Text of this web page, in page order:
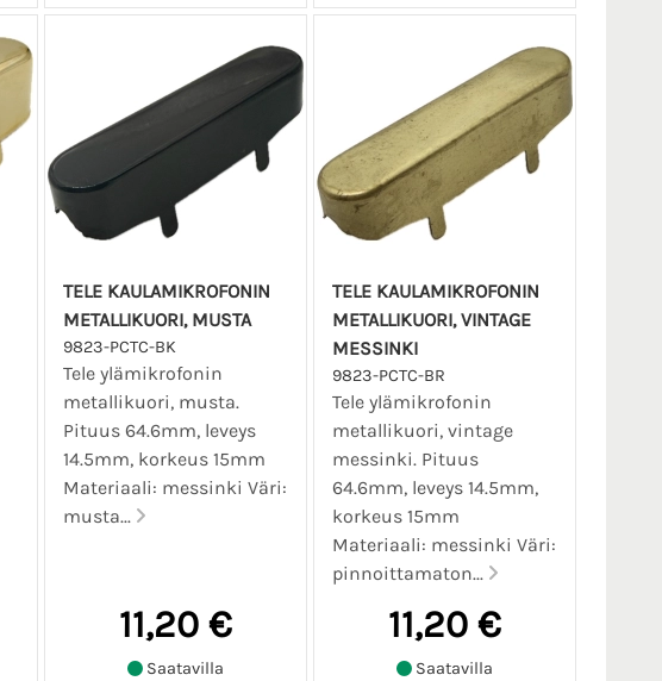
TELE KAULAMIKROFONIN
METALLIKUORI, MUSTA
9823-PCTC-BK
Tele ylämikrofonin
metallikuori, musta.
Pituus 64.6mm, leveys
14.5mm, korkeus 15mm
Materiaali: messinki Väri:
musta...
11,20 €
Saatavilla
TELE KAULAMIKROFONIN
METALLIKUORI, VINTAGE
MESSINKI
9823-PCTC-BR
Tele ylämikrofonin
metallikuori, vintage
messinki. Pituus
64.6mm, leveys 14.5mm,
korkeus 15mm
Materiaali: messinki Väri:
pinnoittamaton...
11,20 €
Saatavilla